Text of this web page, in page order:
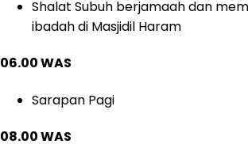
Shalat Subuh berjamaah dan
ibadah di Masjidil Haram
06.00 WAS
Sarapan Pagi
08.00 WAS